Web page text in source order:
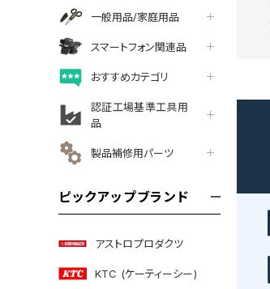
一般用品/家庭用品
スマートフォン関連品
おすすめカテゴリ
認証工場基準工具用
品
製品補修用パーツ
ピックアップブランド
アストロプロダクツ
KTC (ケーティーシー)